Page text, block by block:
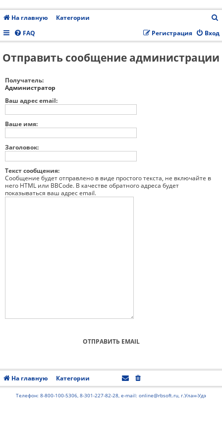
На главную Категории
FAQ Вход
Регистрация
Отправить сообщение администрации
Получатель:
Администратор
Ваш адрес email:
Ваше имя:
Заголовок:
Текст сообщения:
Сообщение будет отправлено в виде простого текста, не включайте в
него HTML или BBCode. В качестве обратного адреса будет
показываться ваш адрес email.
На главную Категории
Телефон: 8-800-100-5306, 8-301-227-82-28, e-mail: online@rbsoft.ru, г.Улан-Удэ